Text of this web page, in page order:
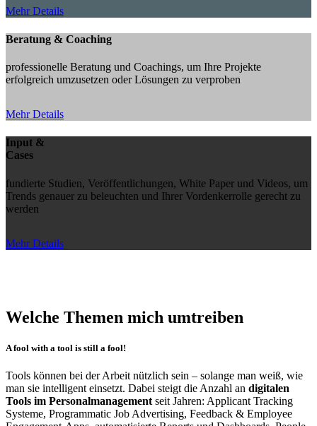
Mehr Details
Beratung & Coaching
professionelle Beratung und Coachings, um Ihre Projekte
erfolgreich umzusetzen oder Lösungen zu verproben
Mehr Details
Input &
Cases
fundierte Studien, Veröffentlichungen, White Paper und Videos, um
Trends genauer zu beleuchten und Ihrer Vordenkerrolle gerecht zu
werden
Mehr Details
Welche Themen mich umtreiben
A fool with a tool is still a fool!
Tools können bei der Arbeit nützlich sein – solange man weiß, wie
man sie intelligent einsetzt. Dabei steigt die Anzahl an digitalen
Tools im Personalmanagement seit Jahren: Applicant Tracking
Systeme, Programmatic Job Advertising, Feedback & Employee